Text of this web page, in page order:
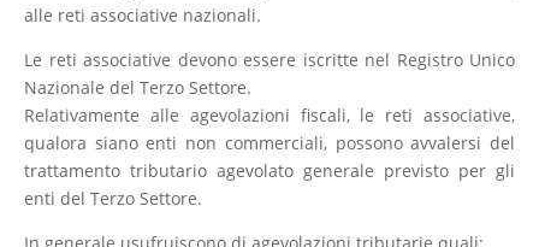
alle reti associative nazionali.
Le reti associative devono essere iscritte nel Registro Unico
Nazionale del Terzo Settore.
Relativamente alle agevolazioni fiscali, le reti associative,
qualora siano enti non commerciali, possono avvalersi del
trattamento tributario agevolato generale previsto per gli
enti del Terzo Settore.